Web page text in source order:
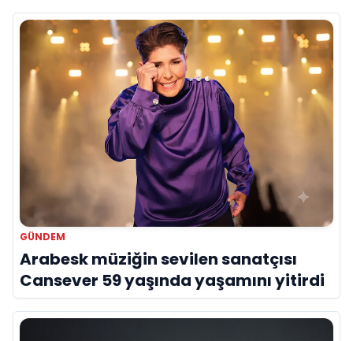
GÜNDEM
Arabesk müziğin sevilen sanatçısı
Cansever 59 yaşında yaşamını yitirdi